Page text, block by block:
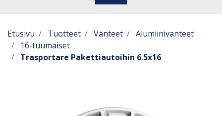
Etusivu Tuotteet Vanteet
Alumiinivanteet
16-tuumaiset
Trasportare Pakettiautoihin 6.5x16